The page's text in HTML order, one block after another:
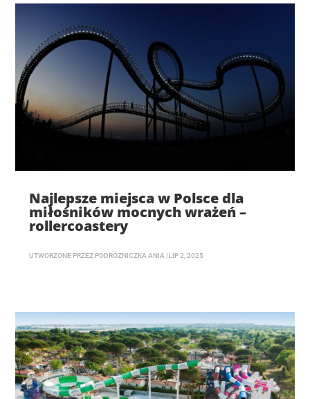
Najlepsze miejsca w Polsce dla
miłośników mocnych wrażeń –
rollercoastery
UTWORZONE PRZEZ PODRÓŻNICZKA ANIA | LIP 2, 2025